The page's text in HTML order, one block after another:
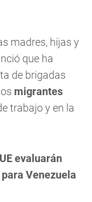
madres, hijas y
que ha
de brigadas
migrantes
trabajo y en la
evaluarán
Venezuela